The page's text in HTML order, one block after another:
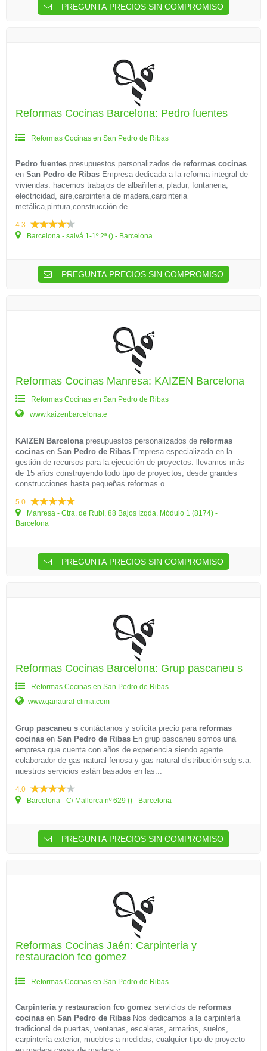
PREGUNTA PRECIOS SIN COMPROMISO
Reformas Cocinas Barcelona: Pedro fuentes
Reformas Cocinas en San Pedro de Ribas
Pedro fuentes presupuestos personalizados de reformas cocinas
en San Pedro de Ribas Empresa dedicada a la reforma integral de
viviendas. hacemos trabajos de albañileria, pladur, fontaneria,
electricidad, aire,carpinteria de madera,carpinteria
metálica,pintura,construcción de...
4.3
Barcelona - salvá 1-1º 2ª () - Barcelona
PREGUNTA PRECIOS SIN COMPROMISO
Reformas Cocinas Manresa: KAIZEN Barcelona
Reformas Cocinas en San Pedro de Ribas
www.kaizenbarcelona.e
KAIZEN Barcelonapresupuestos personalizados de reformas
cocinas en San Pedro de Ribas Empresa especializada en la
gestión de recursos para la ejecución de proyectos. llevamos más
de 15 años construyendo todo tipo de proyectos, desde grandes
construcciones hasta pequeñas reformas o...
5.0
Manresa - Ctra. de Rubi, 88 Bajos Izqda. Módulo 1 (8174) -
Barcelona
PREGUNTA PRECIOS SIN COMPROMISO
Reformas Cocinas Barcelona: Grup pascaneu s
Reformas Cocinas en San Pedro de Ribas
www.ganaural-clima.com
Grup pascaneu s contáctanos y solicita precio para reformas
cocinas en San Pedro de Ribas En grup pascaneu somos una
empresa que cuenta con años de experiencia siendo agente
colaborador de gas natural fenosa y gas natural distribución sdg s.a.
nuestros servicios están basados en las...
4.0
Barcelona - C/ Mallorca nº 629 () - Barcelona
PREGUNTA PRECIOS SIN COMPROMISO
Reformas Cocinas Jaén: Carpinteria y
restauracion fco gomez
Reformas Cocinas en San Pedro de Ribas
Carpinteria y restauracion fco gomez servicios de reformas
cocinas en San Pedro de Ribas Nos dedicamos a la carpintería
tradicional de puertas, ventanas, escaleras, armarios, suelos,
carpintería exterior, muebles a medidas, cualquier tipo de proyecto